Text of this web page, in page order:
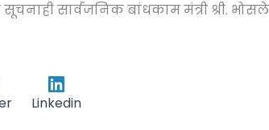
सार्वजनिक बांधकाम मंत्री श्री.
Linkedin